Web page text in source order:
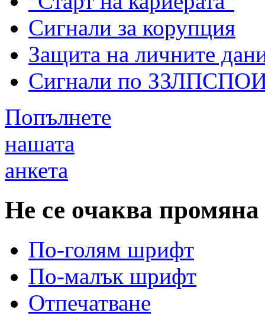
Сигнали за корупция
Защита на личните
Сигнали по
Попълнете
нашата
анкета
Не се очаква
По-голям шрифт
По-малък шрифт
Отпечатване